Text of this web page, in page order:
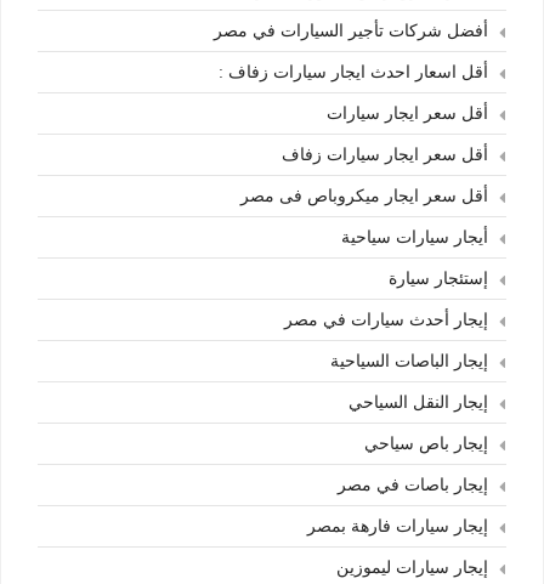
أفضل شركات تأجير السيارات في مصر
أقل اسعار احدث ايجار سيارات زفاف :
أقل سعر ايجار سيارات
أقل سعر ايجار سيارات زفاف
أقل سعر ايجار ميكروباص فى مصر
أيجار سيارات سياحية
إستئجار سيارة
إيجار أحدث سيارات في مصر
إيجار الباصات السياحية
إيجار النقل السياحي
إيجار باص سياحي
إيجار باصات في مصر
إيجار سيارات فارهة بمصر
إيجار سيارات ليموزين